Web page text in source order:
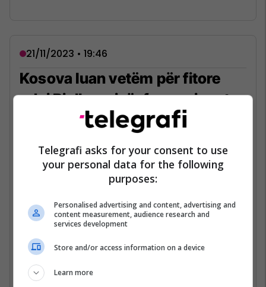
21/11/2023 • 19:46
Kosova luan vetëm për fitore
ndaj Bjellorusisë, formacionet
Përfaqësuesja e Kosovës dhe ajo e
Bjellorusisë kanë publikuar tashmë
formacionet zyrtare për ndeshjen e fundit
kualifikuese për Euro 2024.
Dardanët janë nikoqir të bjellorusëve në
takimin e fundit të Grupit I, i cili pritet të
zhvillohet në stadiumin Fadil Vokrri me fillim
nga ora 20:45.
Lexo lajmin e plotë...
Telegrafi asks for your consent to use
your personal data for the following
purposes:
Personalised advertising and content, advertising and
content measurement, audience research and
services development
Store and/or access information on a device
Learn more